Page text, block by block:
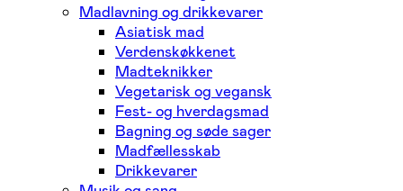
Madlavning og drikkevarer
Asiatisk mad
Verdenskøkkenet
Madteknikker
Vegetarisk og vegansk
Fest- og hverdagsmad
Bagning og søde sager
Madfællesskab
Drikkevarer